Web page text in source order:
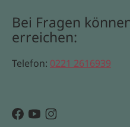
Bei Fragen
erreichen:
Telefon: 0221 2616939